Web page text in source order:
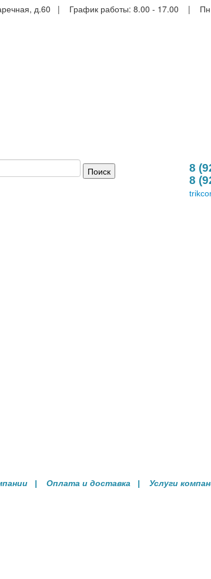
Заречная, д.60 | График работы: 8.00 - 17.00 |
8
8
| Оплата и доставка | Услуги